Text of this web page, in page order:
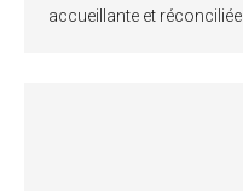
accueillante et réconciliée